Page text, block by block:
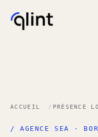
ACCUEIL PRÉSENCE
/ AGENCE SEA ·